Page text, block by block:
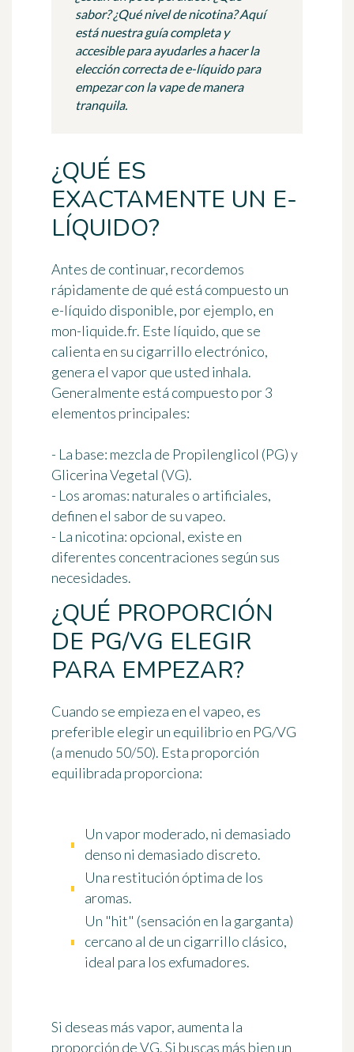
sabor? ¿Qué nivel de nicotina? Aquí
está nuestra guía completa y
accesible para ayudarles a hacer la
elección correcta de e-líquido para
empezar con la vape de manera
tranquila.
¿QUÉ ES
EXACTAMENTE UN E-
LÍQUIDO?
Antes de continuar, recordemos
rápidamente de qué está compuesto un
e-líquido disponible, por ejemplo, en
mon-liquide.fr. Este líquido, que se
calienta en su cigarrillo electrónico,
genera el vapor que usted inhala.
Generalmente está compuesto por 3
elementos principales:
- La base: mezcla de Propilenglicol (PG) y
Glicerina Vegetal (VG).
- Los aromas: naturales o artificiales,
definen el sabor de su vapeo.
- La nicotina: opcional, existe en
diferentes concentraciones según sus
necesidades.
¿QUÉ PROPORCIÓN
DE PG/VG ELEGIR
PARA EMPEZAR?
Cuando se empieza en el vapeo, es
preferible elegir un equilibrio en PG/VG
(a menudo 50/50). Esta proporción
equilibrada proporciona:
Un vapor moderado, ni demasiado
denso ni demasiado discreto.
Una restitución óptima de los
aromas.
Un "hit" (sensación en la garganta)
cercano al de un cigarrillo clásico,
ideal para los exfumadores.
Si deseas más vapor, aumenta la
proporción de VG. Si buscas más bien un